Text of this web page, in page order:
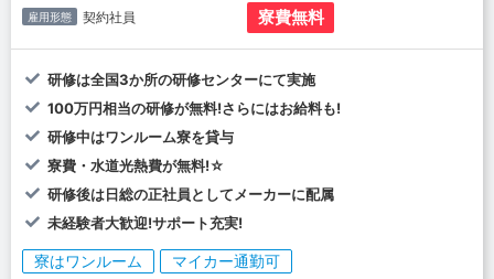
雇用形態 契約社員 寮費無料
研修は全国3か所の研修センターにて実施
100万円相当の研修が無料!さらにはお給料も!
研修中はワンルーム寮を貸与
寮費・水道光熱費が無料!☆
研修後は日総の正社員としてメーカーに配属
未経験者大歓迎!サポート充実!
寮はワンルーム
マイカー通勤可